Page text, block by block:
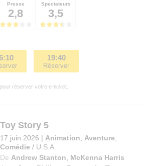
Presse
2,8
Spectateurs
3,5
19:40
Réserver
réserver votre e-ticket.
Toy Story 5
17 juin 2026 | Animation Aventure
Comédie / U.S.A.
De Andrew Stanton
McKenna Harris